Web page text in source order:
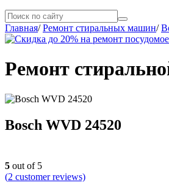
Главная/Ремонт стиральных машин/
Ремонт
Bosch WVD 24520
5 out of 5
(2 customer reviews)